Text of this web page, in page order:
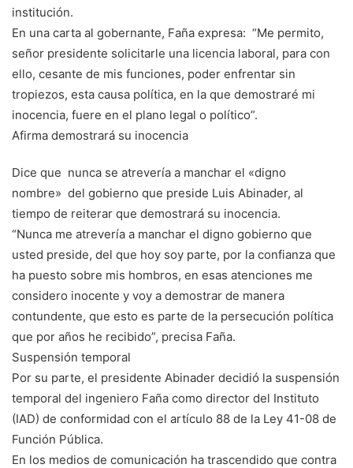
institución.
En una carta al gobernante, Faña expresa: “Me permito,
señor presidente solicitarle una licencia laboral, para con
ello, cesante de mis funciones, poder enfrentar sin
tropiezos, esta causa política, en la que demostraré mi
inocencia, fuere en el plano legal o político”.
Afirma demostrará su inocencia
Dice que nunca se atrevería a manchar el «digno
nombre» del gobierno que preside Luis Abinader, al
tiempo de reiterar que demostrará su inocencia.
“Nunca me atrevería a manchar el digno gobierno que
usted preside, del que hoy soy parte, por la confianza que
ha puesto sobre mis hombros, en esas atenciones me
considero inocente y voy a demostrar de manera
contundente, que esto es parte de la persecución política
que por años he recibido”, precisa Faña.
Suspensión temporal
Por su parte, el presidente Abinader decidió la suspensión
temporal del ingeniero Faña como director del Instituto
(IAD) de conformidad con el artículo 88 de la Ley 41-08 de
Función Pública.
En los medios de comunicación ha trascendido que contra